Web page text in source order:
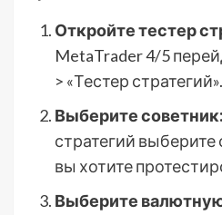
Откройте тестер
MetaTrader 4/5
> «Тестер стратегий».
Выберите советник:
стратегий
вы хотите
Выберите